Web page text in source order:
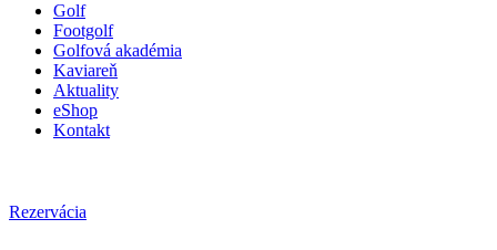
Golf
Footgolf
Golfová akadémia
Kaviareň
Aktuality
eShop
Kontakt
Rezervácia